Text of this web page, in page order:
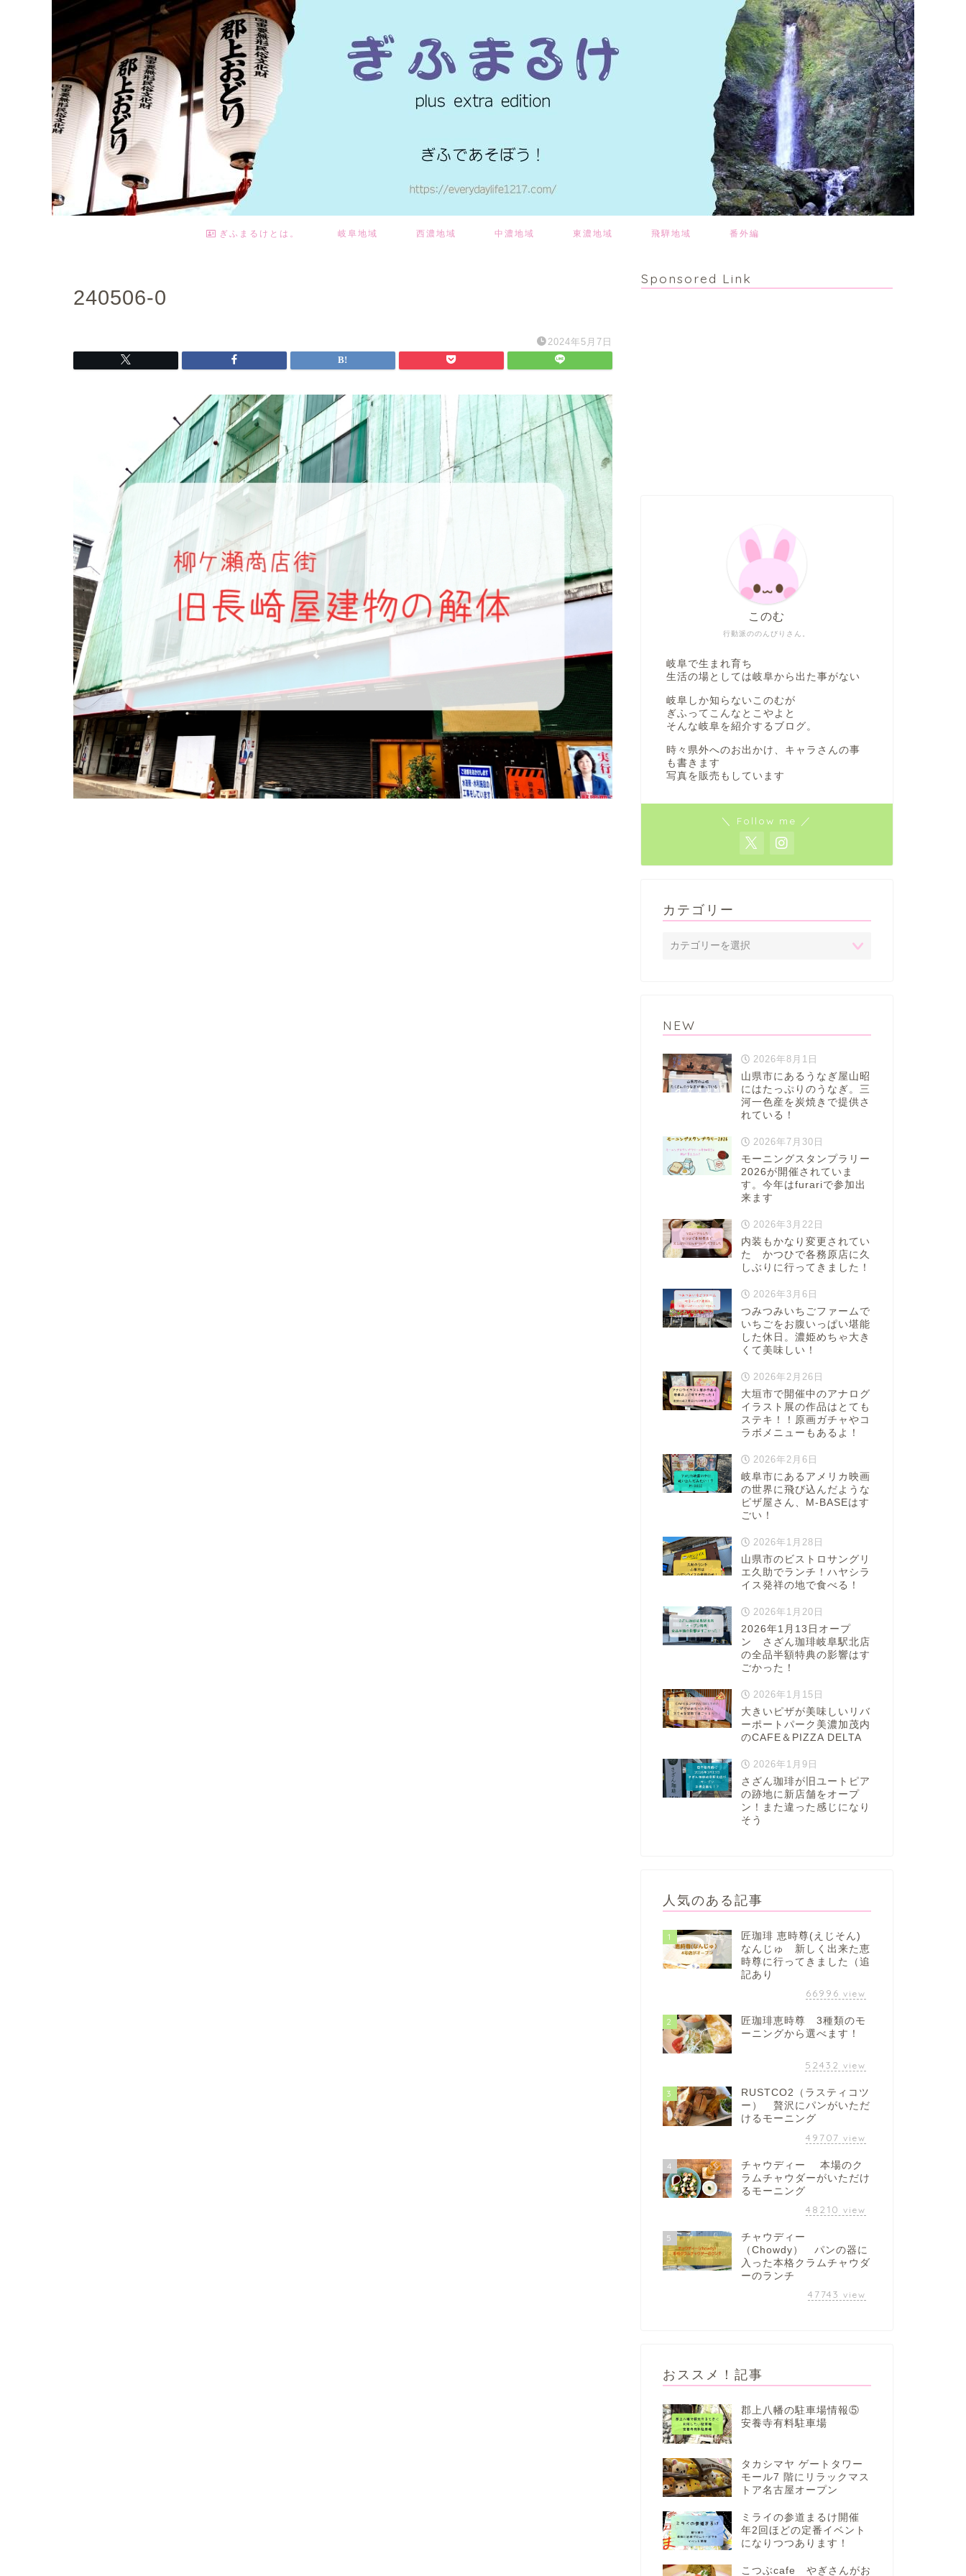
ぎふまるけとは。 岐阜地域 西濃地域 中濃地域 東濃地域 飛騨地域 番外編
240506-0
2024年5月7日
Sponsored Link
行動派ののんびりさん。
このむ
岐阜で生まれ育ち
生活の場としては岐阜から出た事がない
岐阜しか知らないこのむが
ぎふってこんなとこやよと
そんな岐阜を紹介するブログ。
時々県外へのお出かけ、キャラさんの事
も書きます
写真を販売もしています
＼ Follow me ／
カテゴリー
NEW
2026年8月1日
山県市にあるうなぎ屋山昭
にはたっぷりのうなぎ。三
河一色産を炭焼きで提供さ
れている！
2026年7月30日
モーニングスタンプラリー
2026が開催されていま
す。今年はfurariで参加出
来ます
2026年3月22日
内装もかなり変更されてい
た かつひで各務原店に久
しぶりに行ってきました！
2026年3月6日
つみつみいちごファームで
いちごをお腹いっぱい堪能
した休日。濃姫めちゃ大き
くて美味しい！
2026年2月26日
大垣市で開催中のアナログ
イラスト展の作品はとても
ステキ！！原画ガチャやコ
ラボメニューもあるよ！
2026年2月6日
岐阜市にあるアメリカ映画
の世界に飛び込んだような
ピザ屋さん、M-BASEはす
ごい！
2026年1月28日
山県市のビストロサングリ
エ久助でランチ！ハヤシラ
イス発祥の地で食べる！
2026年1月20日
2026年1月13日オープ
ン さざん珈琲岐阜駅北店
の全品半額特典の影響はす
ごかった！
2026年1月15日
大きいピザが美味しいリバ
ーポートパーク美濃加茂内
のCAFE＆PIZZA DELTA
2026年1月9日
さざん珈琲が旧ユートピア
の跡地に新店舗をオープ
ン！また違った感じになり
そう
人気のある記事
1
匠珈琲 恵時尊(えじそん)
なんじゅ 新しく出来た恵
時尊に行ってきました（追
記あり
66996 view
2
匠珈琲恵時尊 3種類のモ
ーニングから選べます！
52432 view
3
RUSTCO2（ラスティコツ
ー） 贅沢にパンがいただ
けるモーニング
49707 view
4
チャウディー 本場のク
ラムチャウダーがいただけ
るモーニング
48210 view
5
チャウディー
（Chowdy） パンの器に
入った本格クラムチャウダ
ーのランチ
47743 view
おススメ！記事
郡上八幡の駐車場情報⑤
安養寺有料駐車場
タカシマヤ ゲートタワー
モール7 階にリラックマス
トア名古屋オープン
ミライの参道まるけ開催
年2回ほどの定番イベント
になりつつあります！
こつぶcafe やぎさんがお